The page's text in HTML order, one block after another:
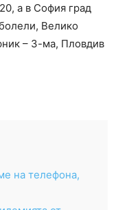
а в София град
Велико
– 3-ма, Пловдив
на телефона,